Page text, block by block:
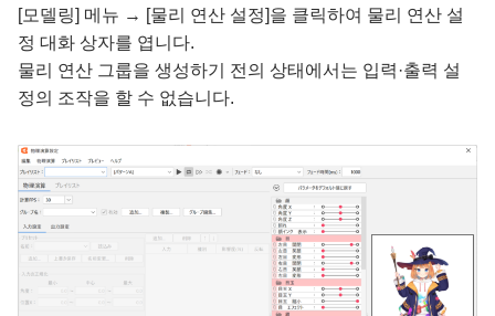
[모델링] 메뉴 → [물리 연산 설정]을 클릭하여 물리 연산 설
정 대화 상자를 엽니다.
물리 연산 그룹을 생성하기 전의 상태에서는 입력·출력 설
정의 조작을 할 수 없습니다.